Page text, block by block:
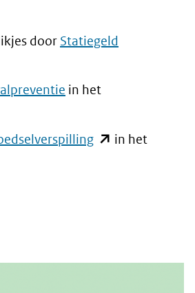
door Statiegeld
in het
(opentin het